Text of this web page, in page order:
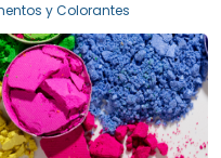
y Colorantes